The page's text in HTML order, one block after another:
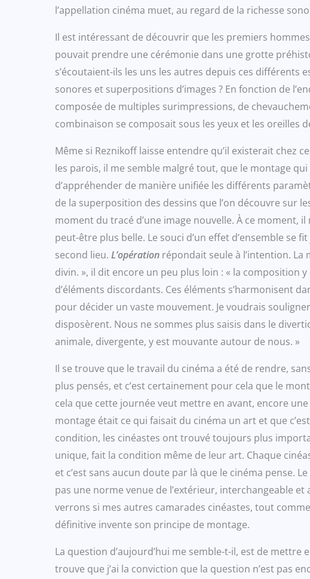
l’appellation cinéma muet, au regard de la richesse
Il est intéressant de découvrir que les premiers
pouvait prendre une cérémonie dans une grotte
s’écoutaient-ils les uns les autres depuis ces
sonores et superpositions d’images ? En fonction de
composée de multiples surimpressions, de
combinaison se composait sous les yeux et les oreilles
Même si Reznikoff laisse entendre qu’il existerait
les parois, il me semble malgré tout, que le montage
d’appréhender de manière unifiée les différents
de la superposition des dessins que l’on découvre sur
moment du tracé d’une image nouvelle. À ce moment,
peut-être plus belle. Le souci d’un effet d’ensemble se
second lieu. L’opération répondait seule à l’intention.
divin. », il dit encore un peu plus loin : « la composition
d’éléments discordants. Ces éléments s’harmonisent
pour décider un vaste mouvement. Je voudrais
disposèrent. Nous ne sommes plus saisis dans le
animale, divergente, y est mouvante autour de nous. »
Il se trouve que le travail du cinéma a été de rendre,
plus pensés, et c’est certainement pour cela que le
cela que cette journée veut mettre en avant, encore
montage était ce qui faisait du cinéma un art et que
condition, les cinéastes ont trouvé toujours plus
unique, fait la condition même de leur art. Chaque
et c’est sans aucun doute par là que le cinéma pense.
pas une norme venue de l’extérieur, interchangeable
verrons si mes autres camarades cinéastes, tout
définitive invente son principe de montage.
La question d’aujourd’hui me semble-t-il, est de
trouve que j’ai la conviction que la question n’est pas